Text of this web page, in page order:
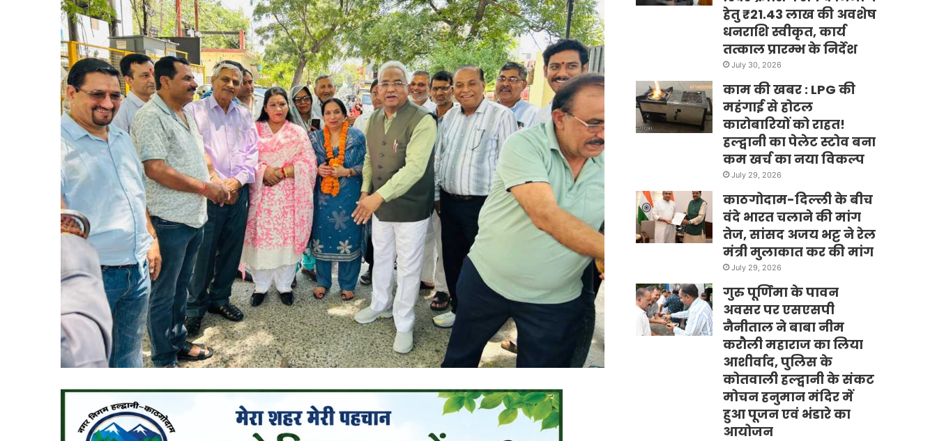
हेतु ₹21.43 लाख की अवशेष
धनराशि स्वीकृत, कार्य
तत्काल प्रारम्भ के निर्देश
July 30, 2026
काम की खबर : LPG की
महंगाई से होटल
कारोबारियों को राहत!
हल्द्वानी का पेलेट स्टोव बना
कम खर्च का नया विकल्प
July 29, 2026
काठगोदाम-दिल्ली के बीच
वंदे भारत चलाने की मांग
तेज, सांसद अजय भट्ट ने रेल
मंत्री मुलाकात कर की मांग
July 29, 2026
गुरु पूर्णिमा के पावन
अवसर पर एसएसपी
नैनीताल ने बाबा नीम
करौली महाराज का लिया
आशीर्वाद, पुलिस के
कोतवाली हल्द्वानी के संकट
मोचन हनुमान मंदिर में
हुआ पूजन एवं भंडारे का
आयोजन